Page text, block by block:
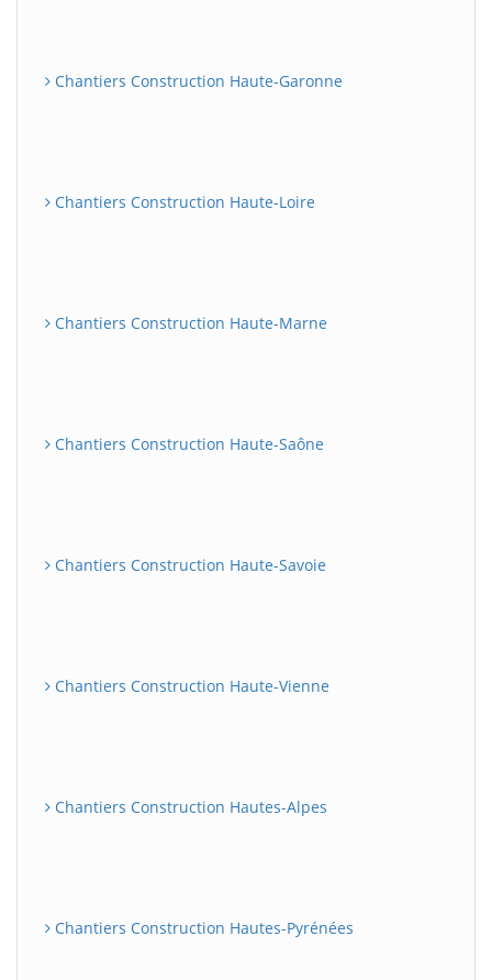
Chantiers Construction Haute-Garonne
Chantiers Construction Haute-Loire
Chantiers Construction Haute-Marne
Chantiers Construction Haute-Saône
Chantiers Construction Haute-Savoie
Chantiers Construction Haute-Vienne
Chantiers Construction Hautes-Alpes
Chantiers Construction Hautes-Pyrénées